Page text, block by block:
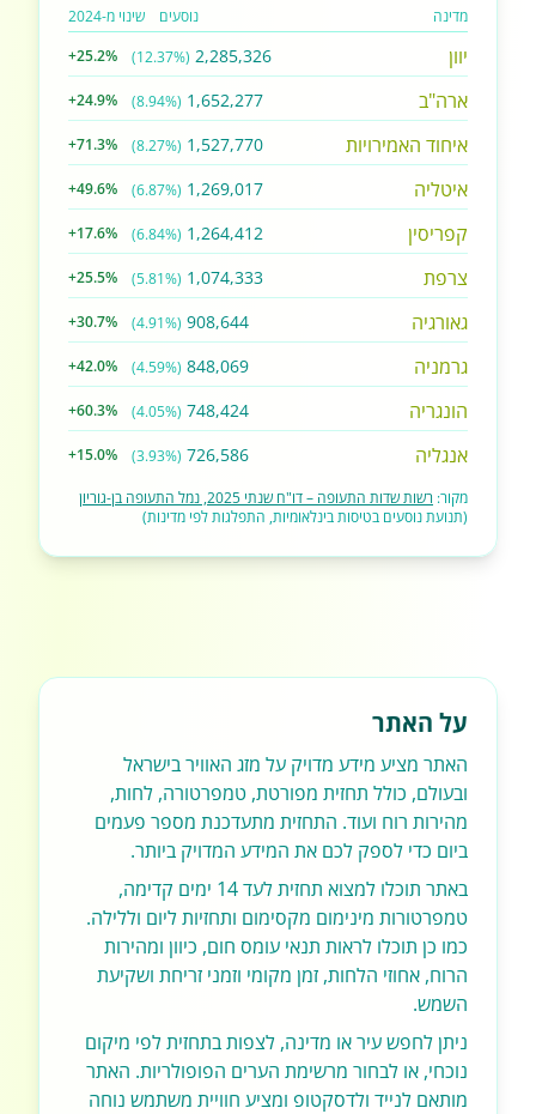
מדינה נוסעים שינוי מ-2024
יוון 2,285,326
(12.37%)
+25.2%
ארה"ב 1,652,277
(8.94%)
+24.9%
איחוד האמירויות 1,527,770
(8.27%)
+71.3%
איטליה 1,269,017
(6.87%)
+49.6%
קפריסין 1,264,412
(6.84%)
+17.6%
צרפת 1,074,333
(5.81%)
+25.5%
גאורגיה 908,644
(4.91%)
+30.7%
גרמניה 848,069
(4.59%)
+42.0%
הונגריה 748,424
(4.05%)
+60.3%
אנגליה 726,586
(3.93%)
+15.0%
מקור: רשות שדות התעופה – דו"ח שנתי 2025, נמל התעופה בן-גוריון
(תנועת נוסעים בטיסות בינלאומיות, התפלגות לפי מדינות)
על האתר
האתר מציע מידע מדויק על מזג האוויר בישראל
ובעולם, כולל תחזית מפורטת, טמפרטורה, לחות,
מהירות רוח ועוד. התחזית מתעדכנת מספר פעמים
ביום כדי לספק לכם את המידע המדויק ביותר.
באתר תוכלו למצוא תחזית לעד 14 ימים קדימה,
טמפרטורות מינימום מקסימום ותחזיות ליום וללילה.
כמו כן תוכלו לראות תנאי עומס חום, כיוון ומהירות
הרוח, אחוזי הלחות, זמן מקומי וזמני זריחת ושקיעת
השמש.
ניתן לחפש עיר או מדינה, לצפות בתחזית לפי מיקום
נוכחי, או לבחור מרשימת הערים הפופולריות. האתר
מותאם לנייד ולדסקטופ ומציע חוויית משתמש נוחה